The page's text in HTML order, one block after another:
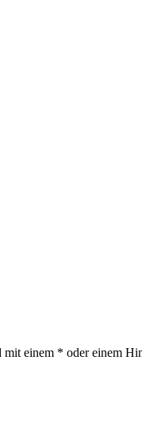
einem * oder einem